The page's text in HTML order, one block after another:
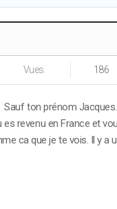
Vues 186
ton prénom
revenu en France et
ca que je te vois. Il y a